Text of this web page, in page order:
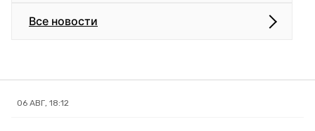
Все новости
06 АВГ, 18:12